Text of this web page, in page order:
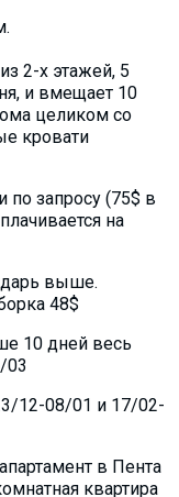
2-х этажей, 5
и вмещает 10
целиком со
кровати
по запросу (75$ в
на
выше.
48$
10 дней весь
03
12-08/01 и 17/02-
в Пента
квартира